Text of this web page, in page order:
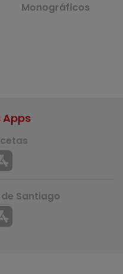
Monográficos
Santiago